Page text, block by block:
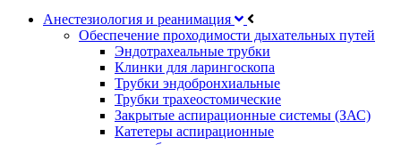
Анестезиология и реанимация
Обеспечение проходимости дыхательных путей
Эндотрахеальные трубки
Клинки для ларингоскопа
Трубки эндобронхиальные
Трубки трахеостомические
Закрытые аспирационные системы (ЗАС)
Катетеры аспирационные